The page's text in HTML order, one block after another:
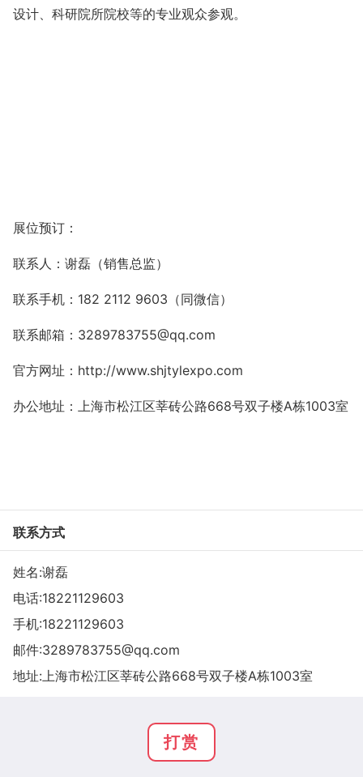
设计、科研院所院校等的专业观众参观。
展位预订：
联系人：谢磊（销售总监）
联系手机： 182 2112 9603 （同微信）
联系邮箱： 3289783755@qq.com
官方网址： http://www.shjtylexpo.com
办公地址：上海市松江区莘砖公路668号双子楼A栋1003室
联系方式
姓名:谢磊
电话:18221129603
手机:18221129603
邮件:3289783755@qq.com
地址:上海市松江区莘砖公路668号双子楼A栋1003室
打赏